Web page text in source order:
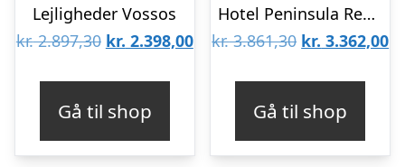
Lejligheder Vossos
kr.2.897,30 Den
kr. 2.897,30.
kr. 2.398,00Den
kr. 2.398,00.
Gå til shop
Hotel Peninsula Resort & Spa
kr.3.861,30 Den
kr. 3.861,30.
kr. 3.362,00
Gå til shop